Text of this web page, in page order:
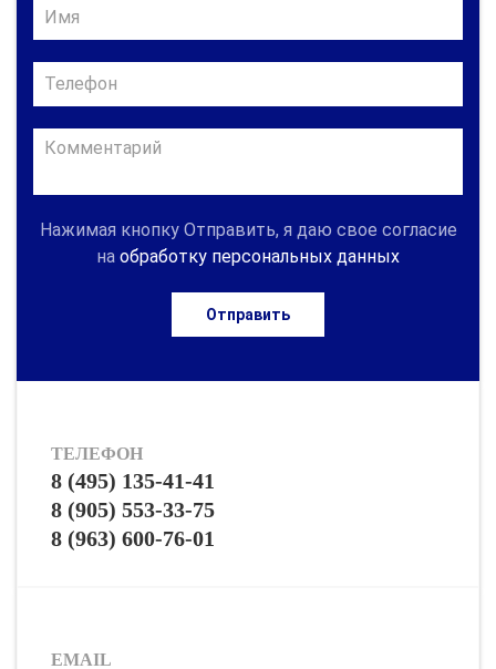
Нажимая кнопку Отправить, я даю свое согласие
на обработку персональных данных
Отправить
ТЕЛЕФОН
8 (495) 135-41-41
8 (905) 553-33-75
8 (963) 600-76-01
EMAIL